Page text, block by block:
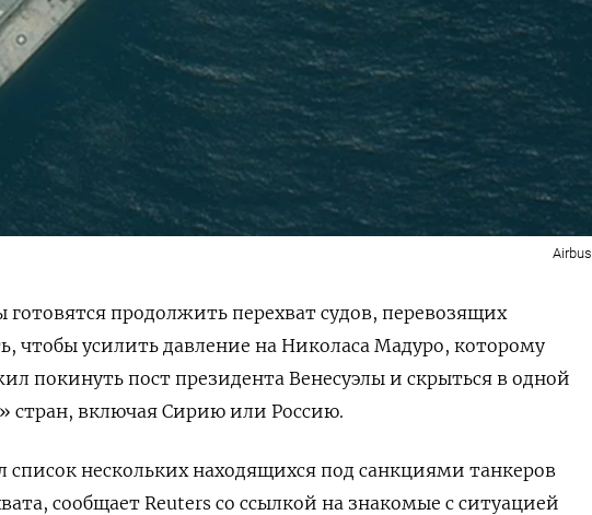
Airbus
продолжить перехват судов, перевозящих
чтобы усилить давление на Николаса Мадуро, которому
покинуть пост президента Венесуэлы и скрыться в одной
стран, включая Сирию или Россию.
список нескольких находящихся под санкциями танкеров
сообщает Reuters со ссылкой на знакомые с ситуацией